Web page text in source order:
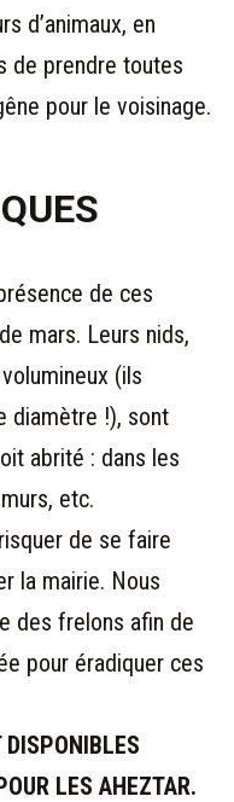
d’animaux, en
de prendre toutes
pour le voisinage.
de ces
mars. Leurs nids,
(ils
diamètre !), sont
abrité : dans les
etc.
de se faire
la mairie. Nous
des frelons afin de
pour éradiquer ces
DISPONIBLES
LES AHEZTAR.